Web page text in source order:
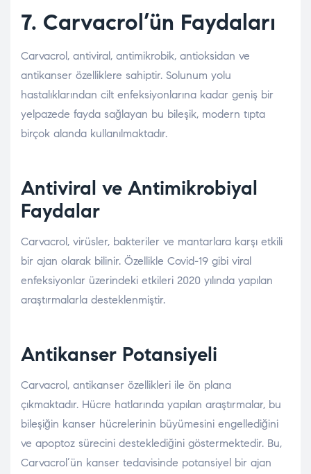
7. Carvacrol’ün Faydaları
Carvacrol, antiviral, antimikrobik, antioksidan ve
antikanser özelliklere sahiptir. Solunum yolu
hastalıklarından cilt enfeksiyonlarına kadar geniş bir
yelpazede fayda sağlayan bu bileşik, modern tıpta
birçok alanda kullanılmaktadır.
Antiviral ve Antimikrobiyal
Faydalar
Carvacrol, virüsler, bakteriler ve mantarlara karşı etkili
bir ajan olarak bilinir. Özellikle Covid-19 gibi viral
enfeksiyonlar üzerindeki etkileri 2020 yılında yapılan
araştırmalarla desteklenmiştir.
Antikanser Potansiyeli
Carvacrol, antikanser özellikleri ile ön plana
çıkmaktadır. Hücre hatlarında yapılan araştırmalar, bu
bileşiğin kanser hücrelerinin büyümesini engellediğini
ve apoptoz sürecini desteklediğini göstermektedir. Bu,
Carvacrol’ün kanser tedavisinde potansiyel bir ajan